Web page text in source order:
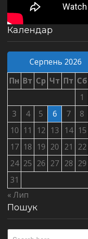
Календар
Серпень 2026
Пн Вт Ср Чт Пт Сб
1
3
4 5 6 7 8
10 11 12 13 14 15
17 18 19 20 21 22
24 25 26 27 28 29
31
« Лип
Пошук